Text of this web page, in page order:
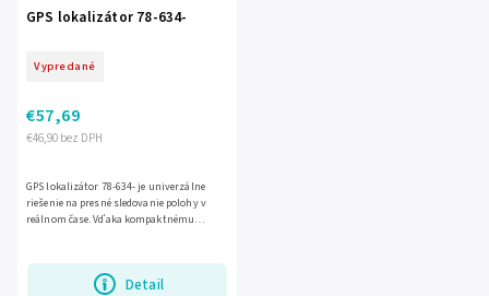
GPS lokalizátor 78-634-
Vypredané
€46,90 bez DPH
€57,69
Detail
GPS lokalizátor 78-634- je univerzálne
riešenie na presné sledovanie polohy v
reálnom čase. Vďaka kompaktnému